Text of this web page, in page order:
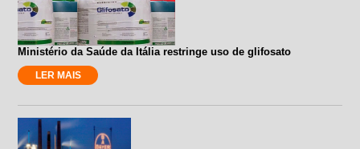
Ministério da Saúde da Itália restringe uso de glifosato
LER MAIS